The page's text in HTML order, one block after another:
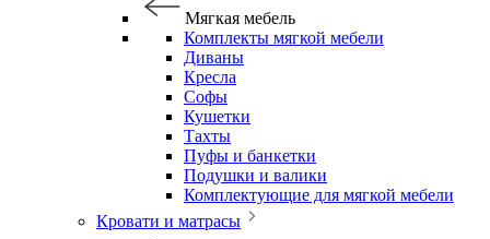
Мягкая мебель
Комплекты мягкой мебели
Диваны
Кресла
Софы
Кушетки
Тахты
Пуфы и банкетки
Подушки и валики
Комплектующие для мягкой мебели
Кровати и матрасы